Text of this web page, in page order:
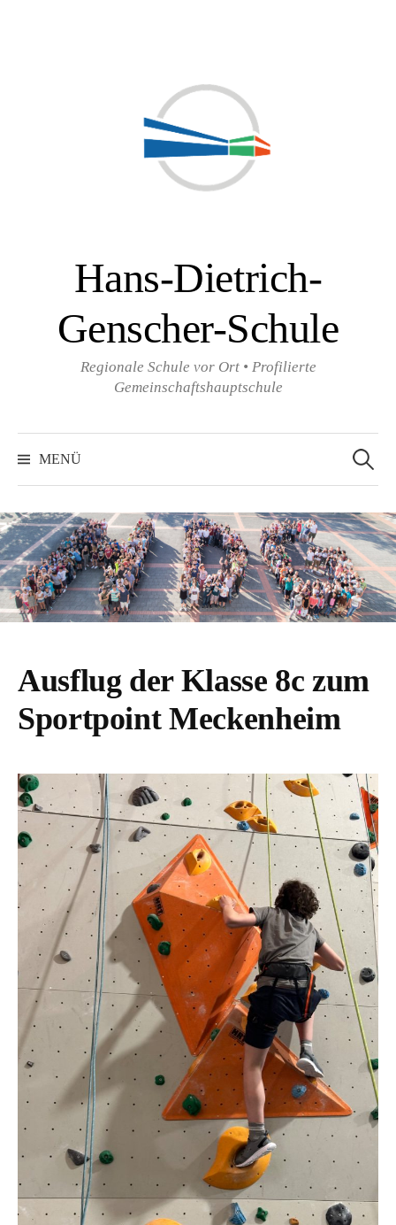
Hans-Dietrich-
Genscher-Schule
Regionale Schule vor Ort • Profilierte
Gemeinschaftshauptschule
MENÜ
nach:
Ausflug der Klasse 8c zum
Sportpoint Meckenheim